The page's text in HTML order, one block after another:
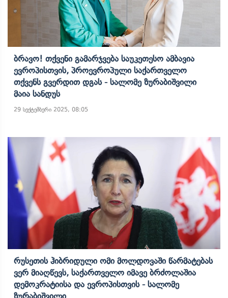
Ბრავო! Თქვენი Გამარჯვება Საუკეთესო Ამბავია
Ევროპისთვის, Პროევროპული Საქართველო
Თქვენს Გვერდით Დგას - Სალომე Ზურაბიშვილი
Მაია Სანდუს
29 სექტემბერი 2025, 08:05
Რუსეთის Ჰიბრიდული Ომი Მოლდოვაში Წარმატებას
Ვერ Მიაღწევს, Საქართველო Იმავე Ბრძოლაშია
Დემოკრატიისა Და Ევროპისთვის - Სალომე
Ზურაბიშვილი